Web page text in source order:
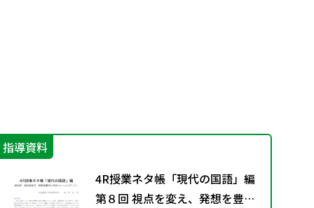
指導資料
4R授業ネタ帳「現代の国語」編
第８回 視点を変え、発想を豊か